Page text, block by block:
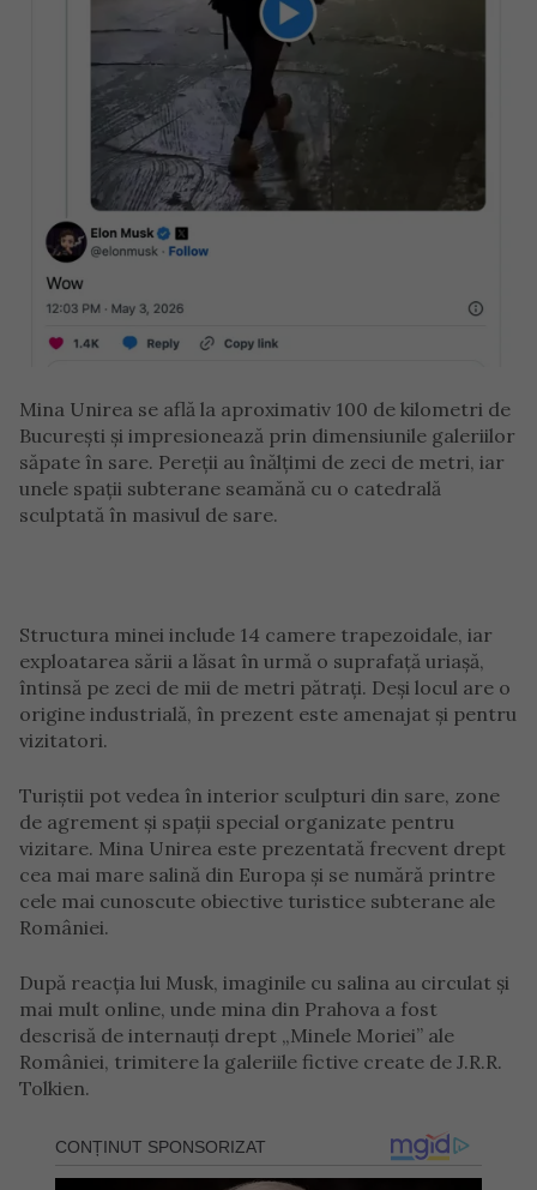
Mina Unirea se află la aproximativ 100 de kilometri de
București și impresionează prin dimensiunile galeriilor
săpate în sare. Pereții au înălțimi de zeci de metri, iar
unele spații subterane seamănă cu o catedrală
sculptată în masivul de sare.
Structura minei include 14 camere trapezoidale, iar
exploatarea sării a lăsat în urmă o suprafață uriașă,
întinsă pe zeci de mii de metri pătrați. Deși locul are o
origine industrială, în prezent este amenajat și pentru
vizitatori.
Turiștii pot vedea în interior sculpturi din sare, zone
de agrement și spații special organizate pentru
vizitare. Mina Unirea este prezentată frecvent drept
cea mai mare salină din Europa și se numără printre
cele mai cunoscute obiective turistice subterane ale
României.
După reacția lui Musk, imaginile cu salina au circulat și
mai mult online, unde mina din Prahova a fost
descrisă de internauți drept „Minele Moriei” ale
României, trimitere la galeriile fictive create de J.R.R.
Tolkien.